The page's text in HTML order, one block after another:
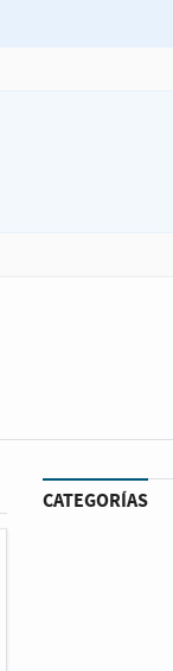
CATEGORÍAS